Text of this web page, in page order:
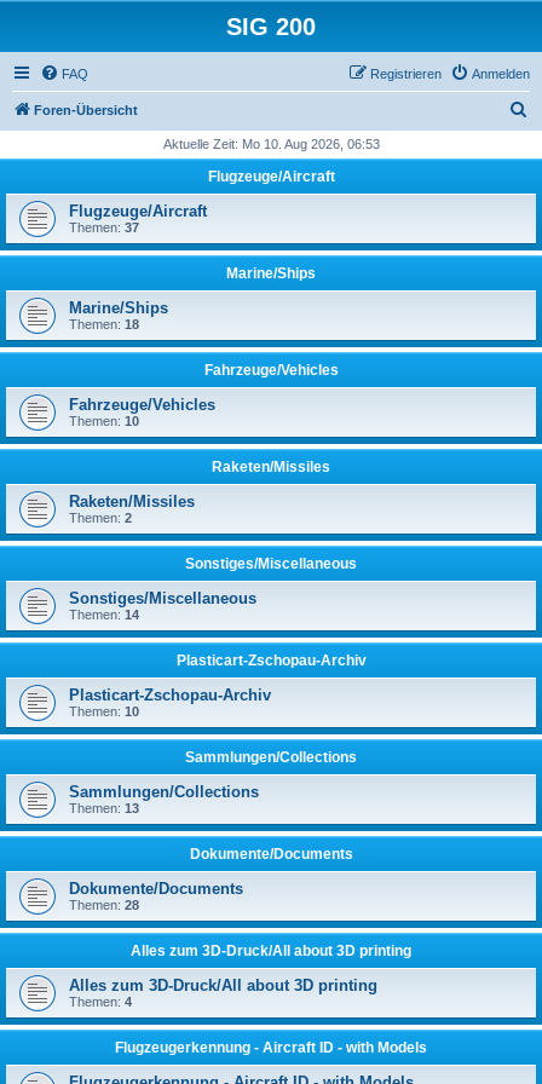
SIG 200
FAQ Anmelden
Registrieren
Foren-Übersicht
h
Aktuelle Zeit: Mo 10. Aug 2026, 06:53
Flugzeuge/Aircraft
Flugzeuge/Aircraft
Themen: 37
Marine/Ships
Marine/Ships
Themen: 18
Fahrzeuge/Vehicles
Fahrzeuge/Vehicles
Themen: 10
Raketen/Missiles
Raketen/Missiles
Themen: 2
Sonstiges/Miscellaneous
Sonstiges/Miscellaneous
Themen: 14
Plasticart-Zschopau-Archiv
Plasticart-Zschopau-Archiv
Themen: 10
Sammlungen/Collections
Sammlungen/Collections
Themen: 13
Dokumente/Documents
Dokumente/Documents
Themen: 28
Alles zum 3D-Druck/All about 3D printing
Alles zum 3D-Druck/All about 3D printing
Themen: 4
Flugzeugerkennung - Aircraft ID - with Models